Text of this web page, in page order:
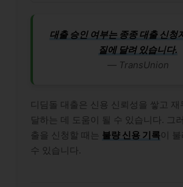
대출 승인 여부는 종종 대출 신청
질에 달려 있습니다.
— TransUnion
디딤돌 대출은 신용 신뢰성을 쌓고 재
달하는 데 도움이 될 수 있습니다. 그
출을 신청할 때는 불량 신용 기록이
수 있습니다.